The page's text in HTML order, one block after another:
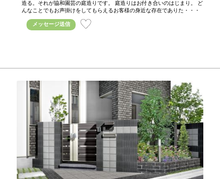
造る。それが協和園芸の庭造りです。 庭造りはお付き合いのはじまり。 ど
んなことでもお声掛けをしてもらえるお客様の身近な存在でありた・・・
メッセージ送信